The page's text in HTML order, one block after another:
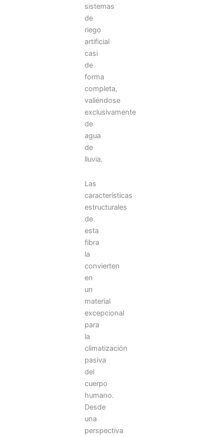
sistemas
de
riego
artificial
casi
de
forma
completa,
valiéndose
exclusivamente
de
agua
de
lluvia.
Las
características
estructurales
de
esta
fibra
la
convierten
en
un
material
excepcional
para
la
climatización
pasiva
del
cuerpo
humano.
Desde
una
perspectiva